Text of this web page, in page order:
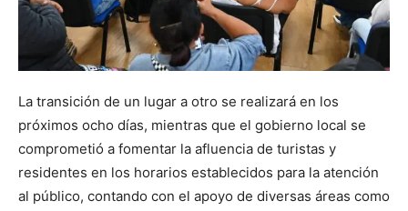
La transición de un lugar a otro se realizará en los
próximos ocho días, mientras que el gobierno local se
comprometió a fomentar la afluencia de turistas y
residentes en los horarios establecidos para la atención
al público, contando con el apoyo de diversas áreas como